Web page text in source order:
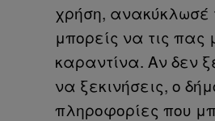
χρήση, ανακύκλωσέ
μπορείς να τις πας
καραντίνα. Αν δεν
να ξεκινήσεις, ο
πληροφορίες που